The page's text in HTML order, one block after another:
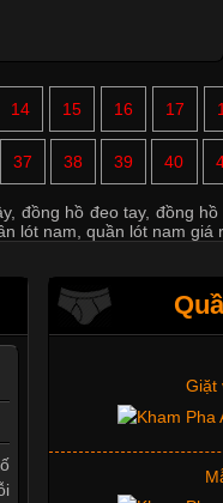
14 15 16 17
37 38 39 40
, đồng hồ đeo tay, đồng hồ
lót nam quần lót nam giá
Mẫu
Thị
Xu
Giặt